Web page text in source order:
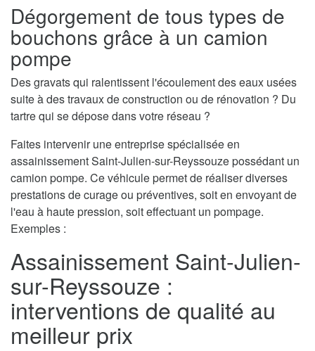
Dégorgement de tous types de
bouchons grâce à un camion
pompe
Des gravats qui ralentissent l'écoulement des eaux usées
suite à des travaux de construction ou de rénovation ? Du
tartre qui se dépose dans votre réseau ?
Faites intervenir une entreprise spécialisée en
assainissement Saint-Julien-sur-Reyssouze possédant un
camion pompe. Ce véhicule permet de réaliser diverses
prestations de curage ou préventives, soit en envoyant de
l'eau à haute pression, soit effectuant un pompage.
Exemples :
Assainissement Saint-Julien-
sur-Reyssouze :
interventions de qualité au
meilleur prix